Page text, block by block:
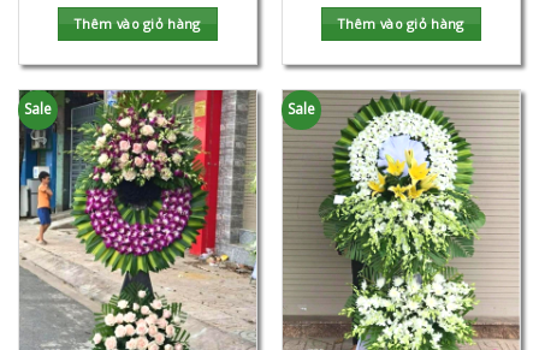
Thêm vào giỏ hàng Thêm vào giỏ hàng
Sale Sale